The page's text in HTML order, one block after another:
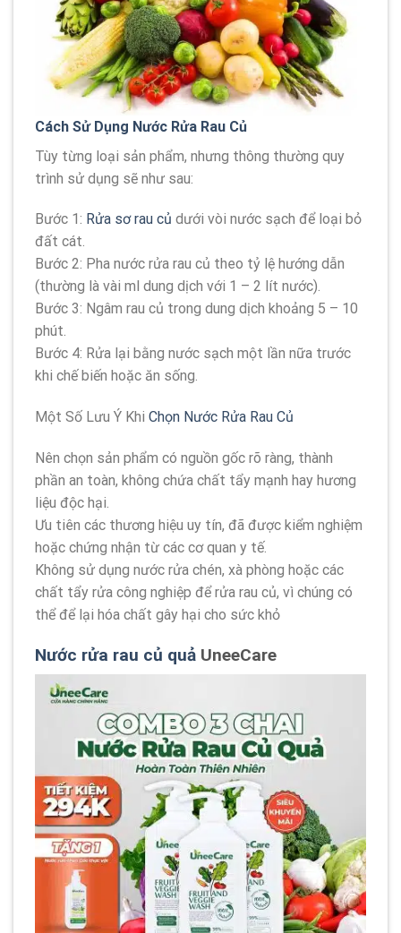
Cách Sử Dụng Nước Rửa Rau Củ
Tùy từng loại sản phẩm, nhưng thông thường quy
trình sử dụng sẽ như sau:
Bước 1: Rửa sơ rau củ dưới vòi nước sạch để loại bỏ
đất cát.
Bước 2: Pha nước rửa rau củ theo tỷ lệ hướng dẫn
(thường là vài ml dung dịch với 1 – 2 lít nước).
Bước 3: Ngâm rau củ trong dung dịch khoảng 5 – 10
phút.
Bước 4: Rửa lại bằng nước sạch một lần nữa trước
khi chế biến hoặc ăn sống.
Một Số Lưu Ý Khi Chọn Nước Rửa Rau Củ
Nên chọn sản phẩm có nguồn gốc rõ ràng, thành
phần an toàn, không chứa chất tẩy mạnh hay hương
liệu độc hại.
Ưu tiên các thương hiệu uy tín, đã được kiểm nghiệm
hoặc chứng nhận từ các cơ quan y tế.
Không sử dụng nước rửa chén, xà phòng hoặc các
chất tẩy rửa công nghiệp để rửa rau củ, vì chúng có
thể để lại hóa chất gây hại cho sức khỏ
Nước rửa rau củ quả UneeCare